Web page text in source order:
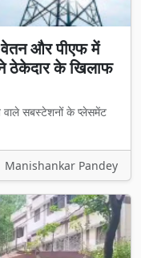
और पीएफ में
ठेकेदार के खिलाफ
सबस्टेशनों के प्लेसमेंट
Manishankar Pandey